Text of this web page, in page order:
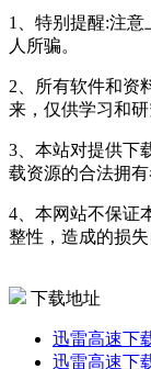
1、特别提醒:注
人所骗。
2、所有软件和资
来，仅供学习和研
3、本站对提供下
载资源的合法拥有
4、本网站不保证
整性，造成的损失
下载地址
迅雷高速下
迅雷高速下